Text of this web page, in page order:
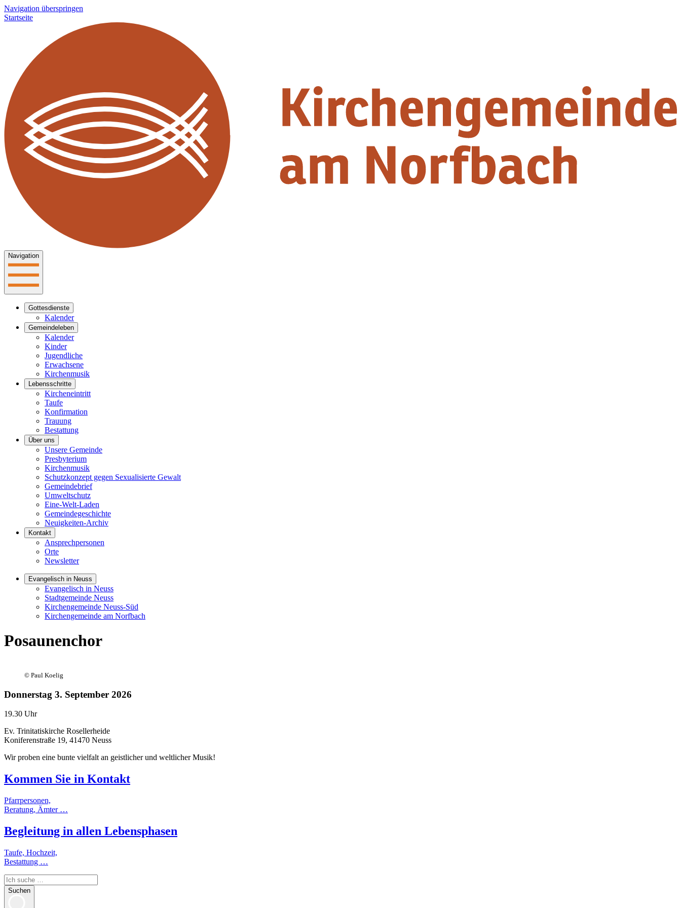
Navigation überspringen
Startseite
Navigation
Gottesdienste
Kalender
Gemeindeleben
Kalender
Kinder
Jugendliche
Erwachsene
Kirchenmusik
Lebensschritte
Kircheneintritt
Taufe
Konfirmation
Trauung
Bestattung
Über uns
Unsere Gemeinde
Presbyterium
Kirchenmusik
Schutzkonzept gegen Sexualisierte Gewalt
Gemeindebrief
Umweltschutz
Eine-Welt-Laden
Gemeindegeschichte
Neuigkeiten-Archiv
Kontakt
Ansprechpersonen
Orte
Newsletter
Evangelisch in Neuss
Evangelisch in Neuss
Stadtgemeinde Neuss
Kirchengemeinde Neuss-Süd
Kirchengemeinde am Norfbach
Posaunenchor
© Paul Koelig
Donnerstag 3. September 2026
19.30 Uhr
Ev. Trinitatiskirche Rosellerheide
Koniferenstraße 19, 41470 Neuss
Wir proben eine bunte vielfalt an geistlicher und weltlicher Musik!
Kommen Sie in Kontakt
Pfarrpersonen,
Beratung, Ämter …
Begleitung in allen Lebensphasen
Taufe, Hochzeit,
Bestattung …
Suchen